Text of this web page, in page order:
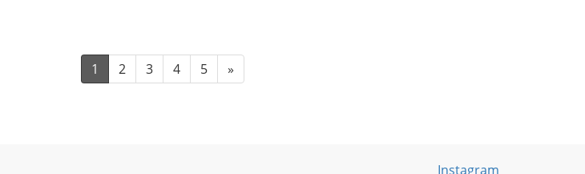
1 2 3 4 5 »
Instagram